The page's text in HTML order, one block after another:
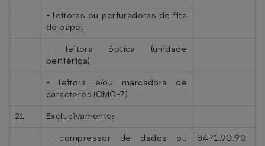
- leitoras ou perfuradoras de fita
de papel
- leitora óptica (unidade
periférica)
- leitora e/ou marcadora de
caracteres (CMC-7)
21
Exclusivamente:
- compressor de dados ou
8471.90.90